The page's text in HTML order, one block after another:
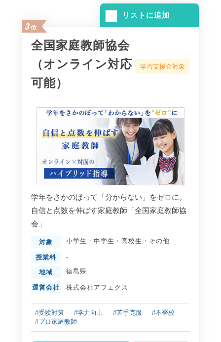
リストに追加
3位
全国家庭教師協会
（オンライン対応
可能）
学習支援金対象
学年をさかのぼって「分からない」をゼロに。
自信と点数を伸ばす家庭教師「全国家庭教師協
会」
対象 小学生 ・ 中学生 ・ 高校生 ・ その他
授業料 -
地域 徳島県
運営会社 株式会社アフェクス
#受験対策 #学力向上 #苦手克服
#不登校
#プロ家庭教師